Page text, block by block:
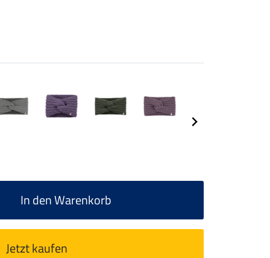
In den Warenkorb
Jetzt kaufen